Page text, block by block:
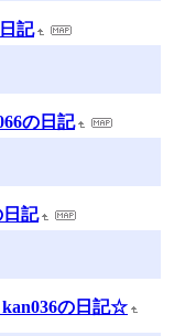
記
の日記
日記
の日記☆